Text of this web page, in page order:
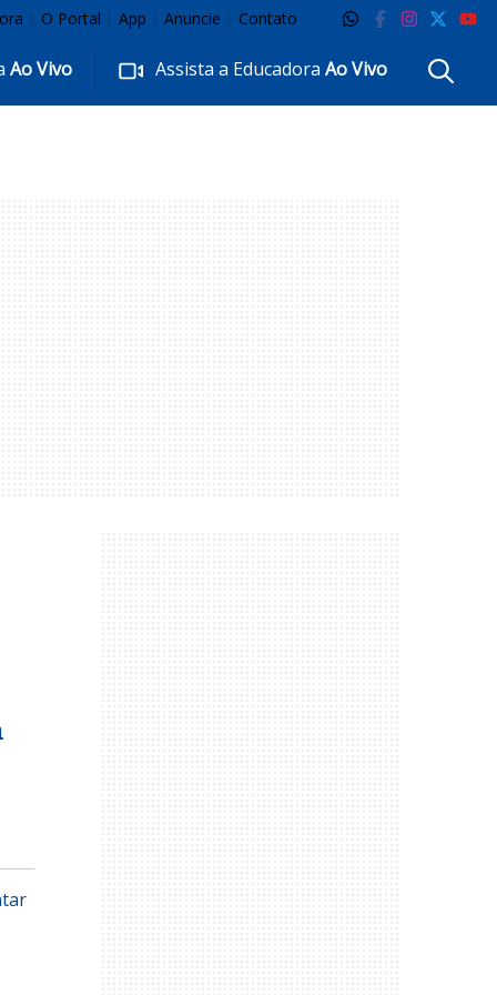
O Portal App Anuncie Contato
Ao Vivo Assista a EducadoraAo Vivo